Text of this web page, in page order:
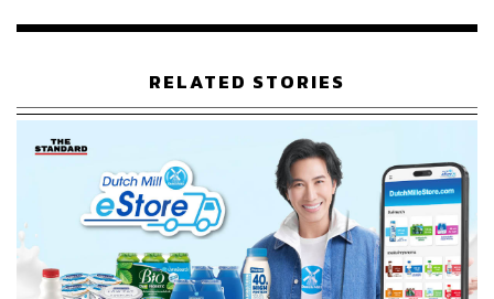
RELATED STORIES